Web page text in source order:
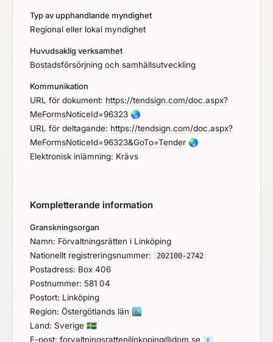
Typ av upphandlande myndighet
Regional eller lokal myndighet
Huvudsaklig verksamhet
Bostadsförsörjning och samhällsutveckling
Kommunikation
URL för dokument: https://tendsign.com/doc.aspx?
MeFormsNoticeId=96323 🌏
URL för deltagande: https://tendsign.com/doc.aspx?
MeFormsNoticeId=96323&GoTo=Tender 🌏
Elektronisk inlämning: Krävs
Kompletterande information
Granskningsorgan
Namn: Förvaltningsrätten i Linköping
Nationellt registreringsnummer:
202100-2742
Postadress: Box 406
Postnummer: 581 04
Postort: Linköping
Region: Östergötlands län 🏙️
Land: Sverige 🇸🇪
E-post: forvaltningsrattenilinkoping@dom.se 📧